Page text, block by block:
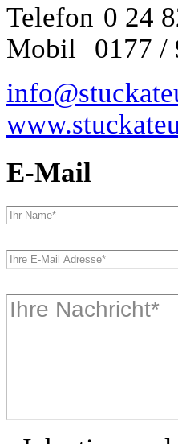
Telefon 0 24
Mobil
0177 /
E-Mail